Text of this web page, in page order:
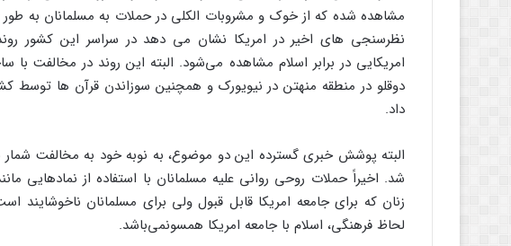
مشاهده شده که از خوک و مشروبات الکلی در حملات به مسلمانان به
نظرسنجی های اخیر در امریکا نشان می دهد در سراسر این کشور
امریکایی در برابر اسلام مشاهده می‌شود. البته این روند در
دوقلو در منطقه منهتن در نیویورک و همچنین سوزاندن قرآن ها توسط
داد.
البته پوشش خبری گسترده این دو موضوع، به نوبه خود به مخالفت شمار
شد. اخیراً حملات روحی روانی علیه مسلمانان با استفاده از نمادهایی
زنان که برای جامعه امریکا قابل قبول ولی برای مسلمانان ناخوشایند
لحاظ فرهنگی، اسلام با جامعه امریکا همسونمی‌باشد.